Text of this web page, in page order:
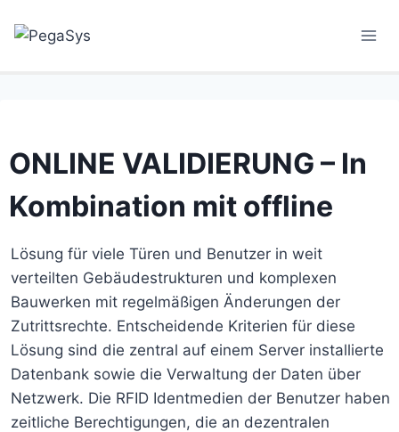
ONLINE VALIDIERUNG – In
Kombination mit offline
Lösung für viele Türen und Benutzer in weit
verteilten Gebäudestrukturen und komplexen
Bauwerken mit regelmäßigen Änderungen der
Zutrittsrechte. Entscheidende Kriterien für diese
Lösung sind die zentral auf einem Server installierte
Datenbank sowie die Verwaltung der Daten über
Netzwerk. Die RFID Identmedien der Benutzer haben
zeitliche Berechtigungen, die an dezentralen